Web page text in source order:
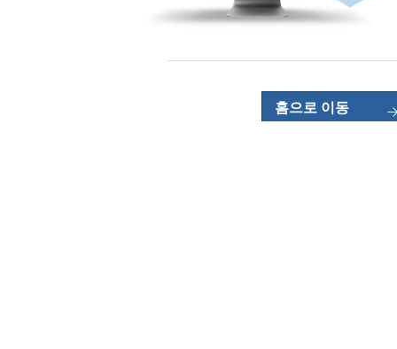
홈으로 이동